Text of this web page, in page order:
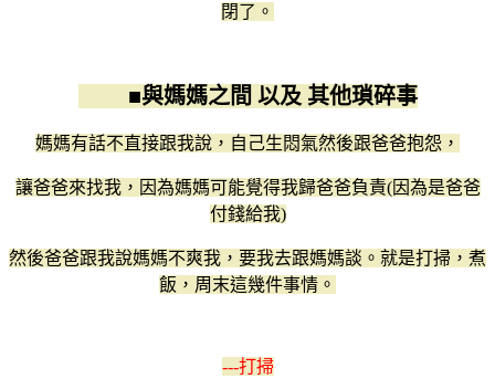
閉了。
■與媽媽之間 以及 其他瑣碎事
媽媽有話不直接跟我說，自己生悶氣然後跟爸爸抱怨，
讓爸爸來找我，因為媽媽可能覺得我歸爸爸負責(因為是爸爸
付錢給我)
然後爸爸跟我說媽媽不爽我，要我去跟媽媽談。就是打掃，煮
飯，周末這幾件事情。
---打掃